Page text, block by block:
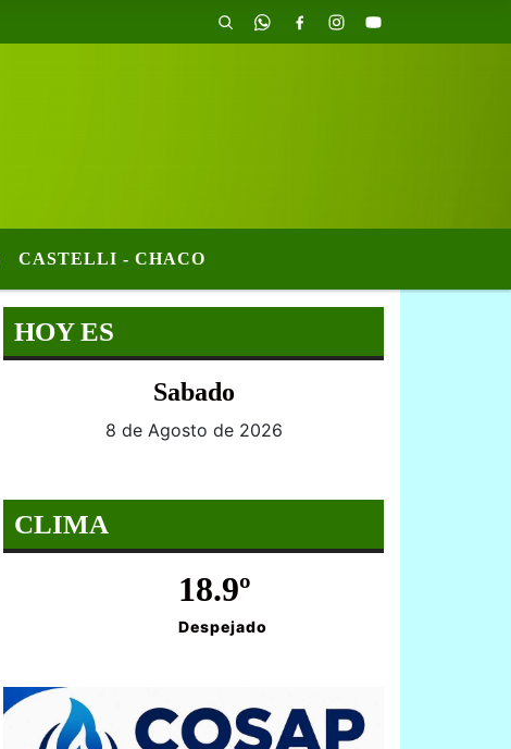
CASTELLI - CHACO
HOY ES
Sabado
8 de Agosto de 2026
CLIMA
18.9º
Despejado